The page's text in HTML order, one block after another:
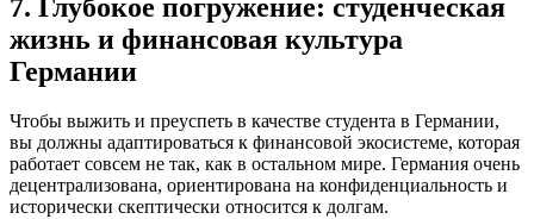
7. Глубокое погружение: студенческая
жизнь и финансовая культура
Германии
Чтобы выжить и преуспеть в качестве студента в Германии,
вы должны адаптироваться к финансовой экосистеме, которая
работает совсем не так, как в остальном мире. Германия очень
децентрализована, ориентирована на конфиденциальность и
исторически скептически относится к долгам.